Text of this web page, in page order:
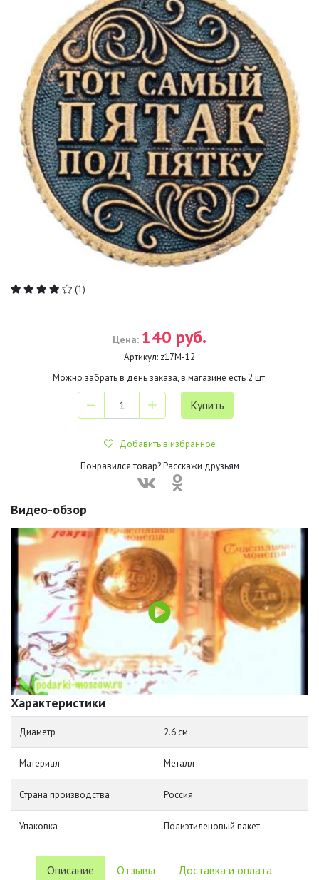
(1)
Цена: 140 руб.
Артикул: z17М-12
Можно забрать в день заказа, в магазине есть 2 шт.
Добавить в избранное
Понравился товар? Расскажи друзьям
Видео-обзор
Характеристики
Диаметр 2.6 см
Материал Металл
Страна производства Россия
Упаковка Полиэтиленовый пакет
Описание Отзывы Доставка и оплата